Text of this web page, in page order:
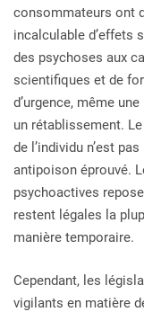
consommateurs ont
incalculable d’effets
des psychoses aux
scientifiques et de
d’urgence, même
un rétablissement.
de l’individu n’est
antipoison éprouvé.
psychoactives
restent légales la
manière temporaire.
Cependant, les
vigilants en matière